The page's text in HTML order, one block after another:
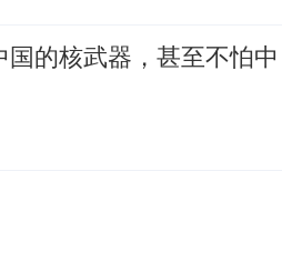
的核武器，甚至不怕中